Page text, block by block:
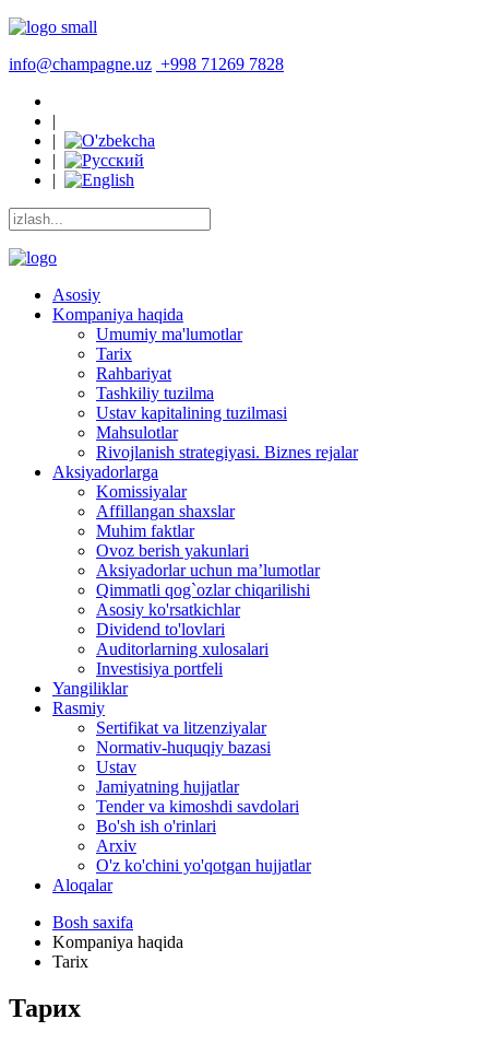
info@champagne.uz +998 71269 7828
|
|
|
|
Asosiy
Kompaniya haqida
Umumiy ma'lumotlar
Tarix
Rahbariyat
Tashkiliy tuzilma
Ustav kapitalining tuzilmasi
Mahsulotlar
Rivojlanish strategiyasi. Biznes rejalar
Aksiyadorlarga
Komissiyalar
Affillangan shaxslar
Muhim faktlar
Ovoz berish yakunlari
Aksiyadorlar uchun ma’lumotlar
Qimmatli qog`ozlar chiqarilishi
Asosiy ko'rsatkichlar
Dividend to'lovlari
Auditorlarning xulosalari
Investisiya portfeli
Yangiliklar
Rasmiy
Sertifikat va litzenziyalar
Normativ-huquqiy bazasi
Ustav
Jamiyatning hujjatlar
Tender va kimoshdi savdolari
Bo'sh ish o'rinlari
Arxiv
O'z ko'chini yo'qotgan hujjatlar
Aloqalar
Bosh saxifa
Kompaniya haqida
Tarix
Тарих